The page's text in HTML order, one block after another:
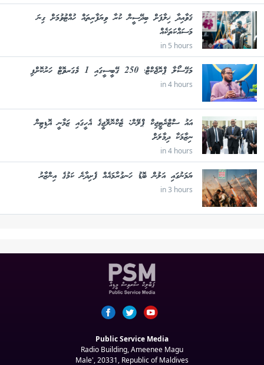
ޤަވާއިދާ ޚިލާފަށް ބިދޭސީން ކުރާ ވިޔަފާރިތައް ހުއްޓުވުމަށް ގިނަ
މަސައްކަތަކެއް
in 5 hours
މަގޭސޯލާ ޕްރޮޖެކްޓް؛ 250 ގޭބީސީގައި 1 މެގަރވޮޓް ހަރުކޮށްފި
in 4 hours
އައު ސްޓްރެޓީޖިކް ޕްލޭން: ޓެކްނޮލޮޖީގެ އެހީގައި ޒަމާނީ އޮޑިޓިން
ނިޒާމަކާ ދިމާލަށް
in 4 hours
ޔަމަނުގައި އަލުން ބޮޑު ހަނގުރާމައެއް ފެށިދާނެ ކަމުގެ އިންޒާރު
in 3 hours
Public Service Media
Radio Building, Ameenee Magu
Male', 20331, Republic of Maldives